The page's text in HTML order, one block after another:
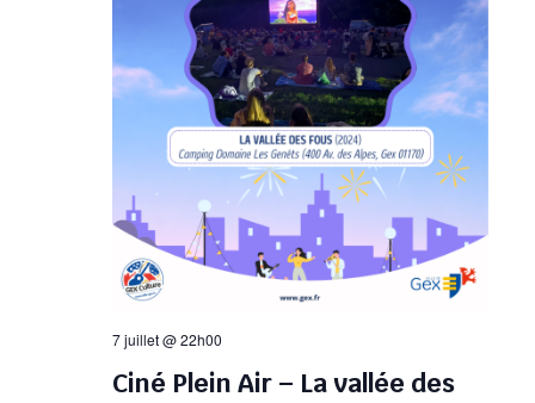
Ciné Plein Air – La vallée des
7 juillet @ 22h00